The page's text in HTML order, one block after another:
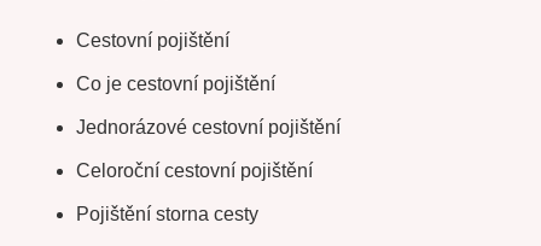
Cestovní pojištění
Co je cestovní pojištění
Jednorázové cestovní pojištění
Celoroční cestovní pojištění
Pojištění storna cesty